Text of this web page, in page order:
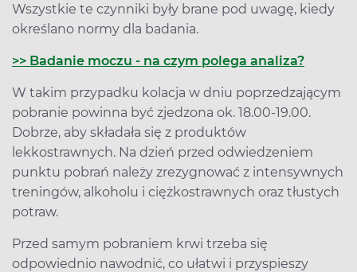
Wszystkie te czynniki były brane pod uwagę, kiedy
określano normy dla badania.
>> Badanie moczu - na czym polega analiza?
W takim przypadku kolacja w dniu poprzedzającym
pobranie powinna być zjedzona ok. 18.00-19.00.
Dobrze, aby składała się z produktów
lekkostrawnych. Na dzień przed odwiedzeniem
punktu pobrań należy zrezygnować z intensywnych
treningów, alkoholu i ciężkostrawnych oraz tłustych
potraw.
Przed samym pobraniem krwi trzeba się
odpowiednio nawodnić, co ułatwi i przyspieszy